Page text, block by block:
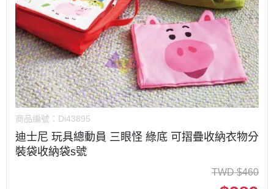
商品編號： Di43895
迪士尼 玩具總動員 三眼怪 綠底 可摺疊收納衣物分
裝袋收納袋s號
TWD $460